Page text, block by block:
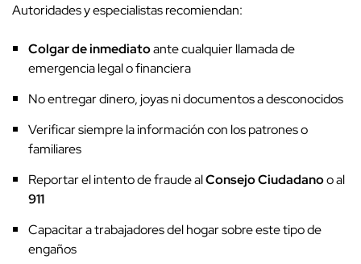
Autoridades y especialistas recomiendan:
Colgar de inmediatoante cualquier llamada de
emergencia legal o financiera
No entregar dinero, joyas ni documentos a desconocidos
Verificar siempre la información con los patrones o
familiares
Reportar el intento de fraude alConsejo Ciudadanoo al
911
Capacitar a trabajadores del hogar sobre este tipo de
engaños